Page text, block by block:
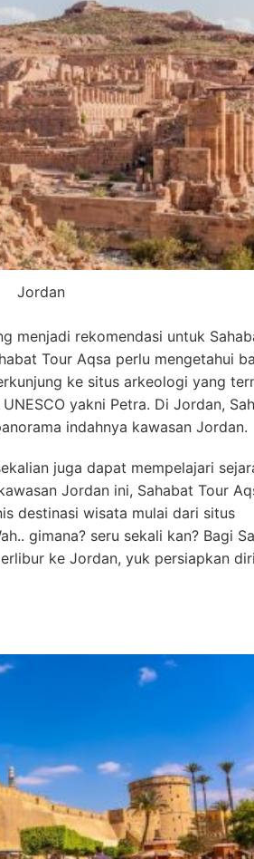
Jordan
menjadi rekomendasi untuk
Tour Aqsa perlu mengetahui
ke situs arkeologi yang
yakni Petra. Di Jordan,
indahnya kawasan Jordan.
juga dapat mempelajari
Jordan ini, Sahabat Tour
destinasi wisata mulai dari situs
gimana? seru sekali kan? Bagi
ke Jordan, yuk persiapkan